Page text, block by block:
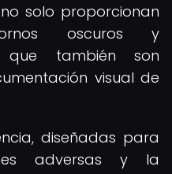
solo proporcionan
oscuros y
que también son
visual de
diseñadas para
adversas y la